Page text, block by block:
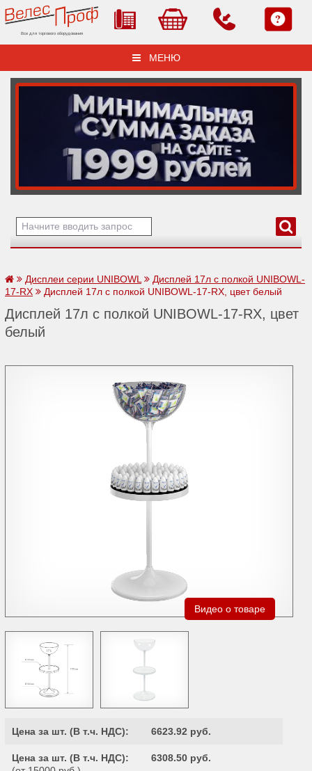
Все для торгового оборудования
МЕНЮ
Дисплеи серии UNIBOWL
Дисплей 17л с полкой UNIBOWL-
17-RX
Дисплей 17л с полкой UNIBOWL-17-RX, цвет белый
Дисплей 17л с полкой UNIBOWL-17-RX, цвет
белый
Видео о товаре
Цена за шт. (В т.ч. НДС): 6623.92 руб.
Цена за шт. (В т.ч. НДС):
6308.50 руб.